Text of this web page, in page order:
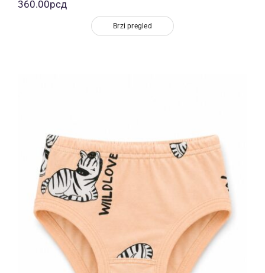
360.00рсд
Brzi pregled
Dečije ženske gaćice breskva zebra
Wild Love print 100% pamuk | Bear
Underwear